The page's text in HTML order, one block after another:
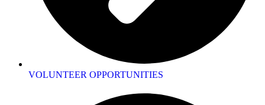
VOLUNTEER OPPORTUNITIES